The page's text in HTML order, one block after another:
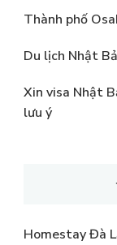
Thành phố
Du lịch Nhật
Xin visa Nhật
lưu ý
Homestay Đà